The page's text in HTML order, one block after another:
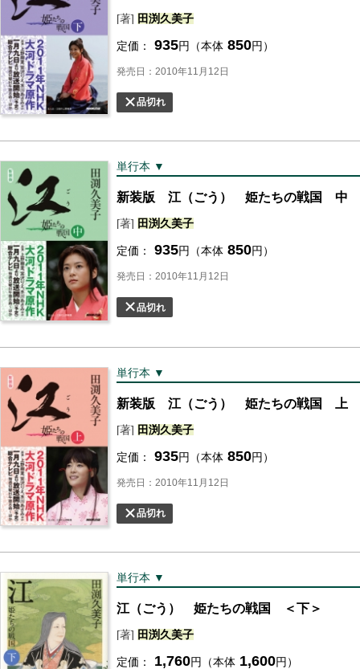
[著] 田渕久美子
定価： 935円（本体 850円）
発売日：2010年11月12日
品切れ
単行本 ▼
新装版 江（ごう） 姫たちの戦国 中
[著] 田渕久美子
定価： 935円（本体 850円）
発売日：2010年11月12日
品切れ
単行本 ▼
新装版 江（ごう） 姫たちの戦国 上
[著] 田渕久美子
定価： 935円（本体 850円）
発売日：2010年11月12日
品切れ
単行本 ▼
江（ごう） 姫たちの戦国 ＜下＞
[著] 田渕久美子
定価： 1,760円（本体 1,600円）